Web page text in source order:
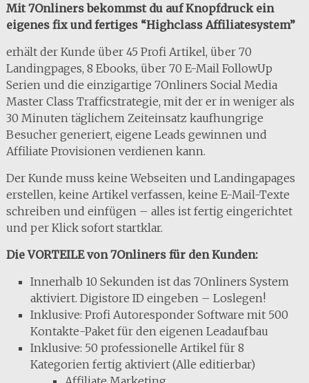
Mit 7Onliners bekommst du auf Knopfdruck ein
eigenes fix und fertiges “Highclass Affiliatesystem”
erhält der Kunde über 45 Profi Artikel, über 70
Landingpages, 8 Ebooks, über 70 E-Mail FollowUp
Serien und die einzigartige 7Onliners Social Media
Master Class Trafficstrategie, mit der er in weniger als
30 Minuten täglichem Zeiteinsatz kaufhungrige
Besucher generiert, eigene Leads gewinnen und
Affiliate Provisionen verdienen kann.
Der Kunde muss keine Webseiten und Landingapages
erstellen, keine Artikel verfassen, keine E-Mail-Texte
schreiben und einfügen – alles ist fertig eingerichtet
und per Klick sofort startklar.
Die VORTEILE von 7Onliners für den Kunden:
Innerhalb 10 Sekunden ist das 7Onliners System
aktiviert. Digistore ID eingeben – Loslegen!
Inklusive: Profi Autoresponder Software mit 500
Kontakte-Paket für den eigenen Leadaufbau
Inklusive: 50 professionelle Artikel für 8
Kategorien fertig aktiviert (Alle editierbar)